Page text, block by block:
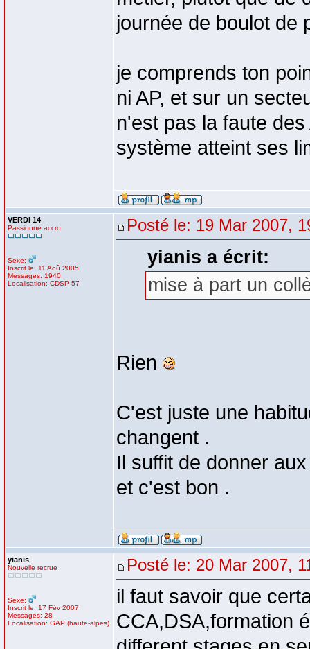
journée de boulot de
je comprends ton
ni AP, et sur un
n'est pas la faute
système atteint ses
VERDI 14
Passionné accro
Sexe:
Inscrit le: 11 Aoû 2005
Messages: 1940
Localisation: CDSP 57
Posté le: 19 Mar 2007,
yianis a écrit:
mise à part un
Rien
C'est juste une
changent .
Il suffit de donner
et c'est bon .
yianis
Nouvelle recrue
Sexe:
Inscrit le: 17 Fév 2007
Messages: 28
Localisation: GAP (haute-alpes)
Posté le: 20 Mar 2007,
il faut savoir que
CCA,DSA,formation